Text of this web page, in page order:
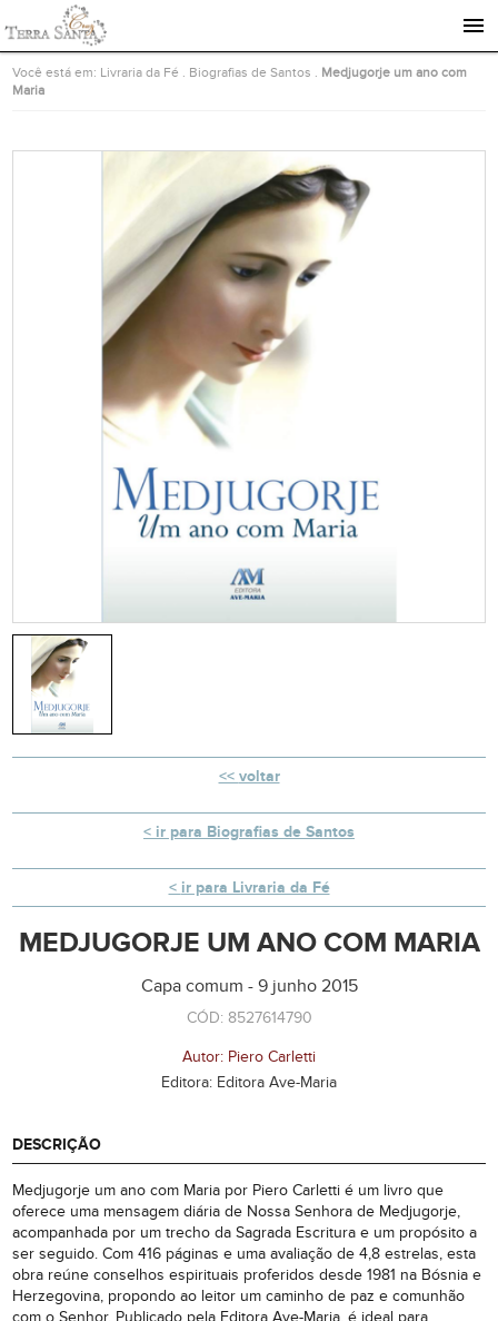
Ir para a página inicial
Você está em: Livraria da Fé Biografias de Santos
Medjugorje um ano com
Maria
voltar
ir para Biografias de Santos
ir para Livraria da Fé
MEDJUGORJE UM ANO COM MARIA
Capa comum - 9 junho 2015
CÓD: 8527614790
Autor: Piero Carletti
Editora: Editora Ave-Maria
DESCRIÇÃO
Medjugorje um ano com Maria por Piero Carletti é um livro que
oferece uma mensagem diária de Nossa Senhora de Medjugorje,
acompanhada por um trecho da Sagrada Escritura e um propósito a
ser seguido. Com 416 páginas e uma avaliação de 4,8 estrelas, esta
obra reúne conselhos espirituais proferidos desde 1981 na Bósnia e
Herzegovina, propondo ao leitor um caminho de paz e comunhão